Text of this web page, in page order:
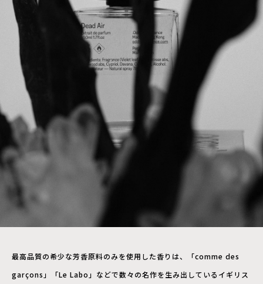
最高品質の希少な芳香原料のみを使用した香りは、「comme des
garçons」「Le Labo」などで数々の名作を生み出しているイギリス